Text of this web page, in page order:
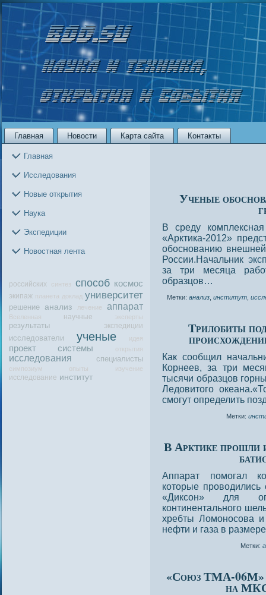
Главная Новости Карта сайта Контакты
Главная
Исследования
Новые открытия
Наука
Экспедиции
Новостная лента
российских синтез способ космос
экипаж планета доклад университет
решение анализ лечение аппарат
Вселенная научные эксперты
результаты экспедиции
исследователи ученые идея
проект системы открытия
исследования специалисты
симпозиум опыты изучение
исследование институт
Ученые
В среду комплексная
«Арктика-2012»
обоснованию
России.Начальник
за три месяца
образцов…
Метки: анализ ,институт ,
Трилобиты
Как сообщил
Корнеев, за три
тысячи образцов
Ледовитого
смогут определить
Метки:
В Арктике прошли
Аппарат помогал
которые
«Диксοн» для
континентальнοго
хребты Ломонοсοва
нефти и газа в
Метки:
«Союз ТМА-06М»
на МКС